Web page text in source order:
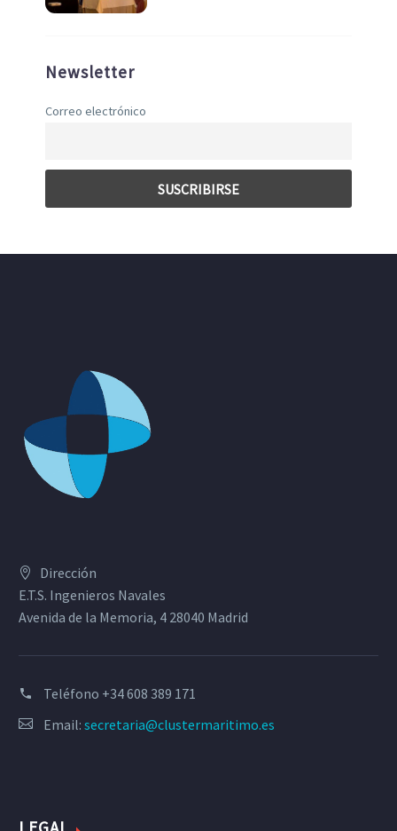
Newsletter
Correo electrónico
Dirección
E.T.S. Ingenieros Navales
Avenida de la Memoria, 4 28040 Madrid
Teléfono +34 608 389 171
Email: secretaria@clustermaritimo.es